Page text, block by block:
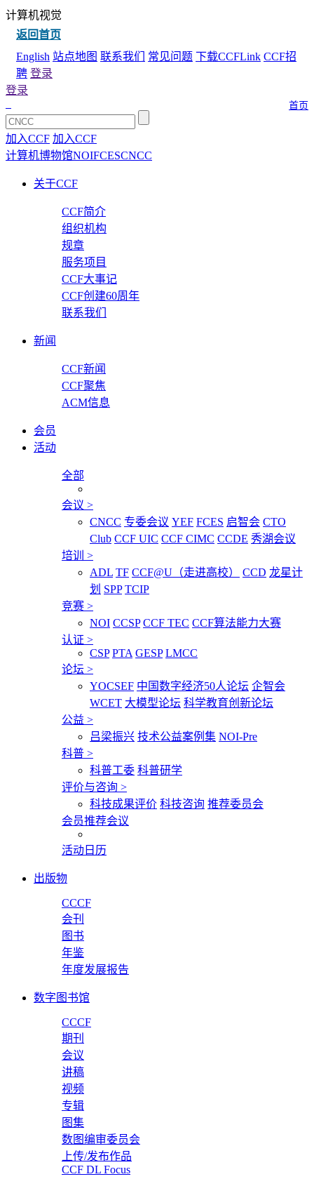
计算机视觉
返回首页
English 站点地图 联系我们 常见问题 下载CCFLink CCF招
聘 登录
首页
登录
加入CCF 加入CCF
计算机博物馆NOIFCESCNCC
关于CCF
CCF简介
组织机构
规章
服务项目
CCF大事记
CCF创建60周年
联系我们
新闻
CCF新闻
CCF聚焦
ACM信息
会员
活动
全部
会议 >
CNCC 专委会议 YEF FCES 启智会 CTO
Club CCF UIC CCF CIMC CCDE 秀湖会议
培训 >
ADL TF CCF@U（走进高校） CCD 龙星计
划 SPP TCIP
竞赛 >
NOI CCSP CCF TEC CCF算法能力大赛
认证 >
CSP PTA GESP LMCC
论坛 >
YOCSEF 中国数字经济50人论坛 企智会
WCET 大模型论坛 科学教育创新论坛
公益 >
吕梁振兴 技术公益案例集 NOI-Pre
科普 >
科普工委 科普研学
评价与咨询 >
科技成果评价 科技咨询 推荐委员会
会员推荐会议
活动日历
出版物
CCCF
会刊
图书
年鉴
年度发展报告
数字图书馆
CCCF
期刊
会议
讲稿
视频
专辑
图集
数图编审委员会
上传/发布作品
CCF DL Focus